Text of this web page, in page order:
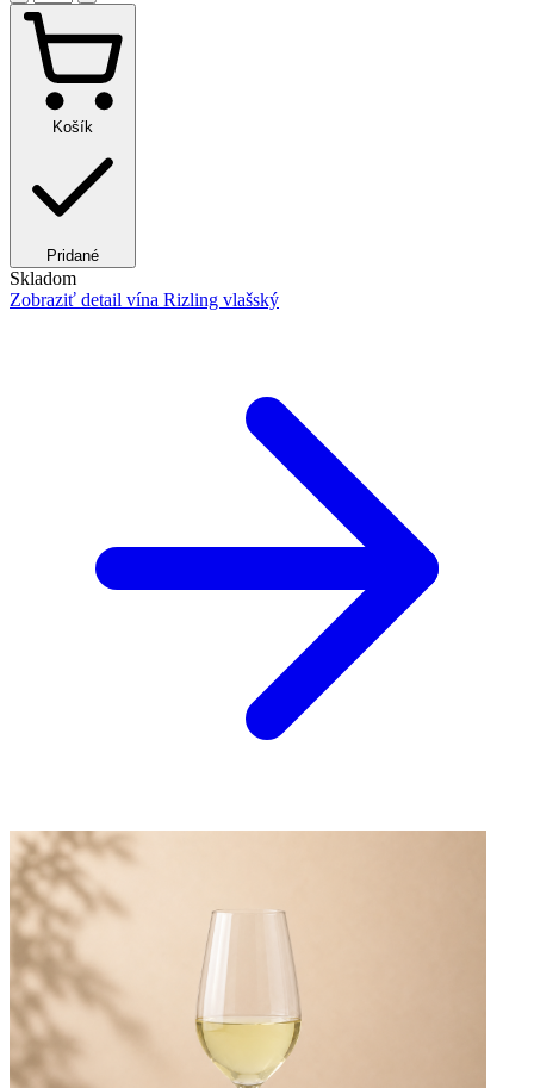
Košík
Pridané
Skladom
Zobraziť detail vína Rizling vlašský